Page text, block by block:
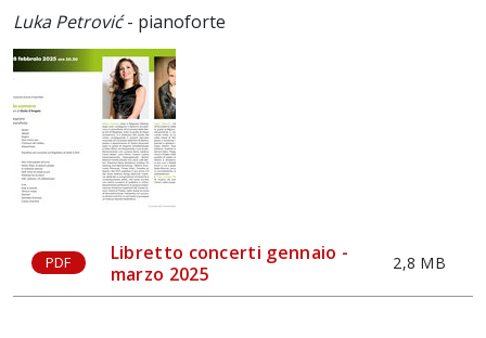
Luka Petrović- pianoforte
PDF
Libretto concerti gennaio -
marzo 2025
2,8 MB